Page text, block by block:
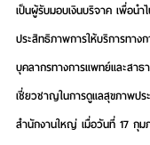
เป็นผู้รับมอบเงินบริจาค เพื่อน
ประสิทธิภาพการให้บริการทา
บุคลากรทางการแพทย์และสา
เชี่ยวชาญในการดูแลสุขภาพป
สำนักงานใหญ่ เมื่อวันที่ 17 กุ